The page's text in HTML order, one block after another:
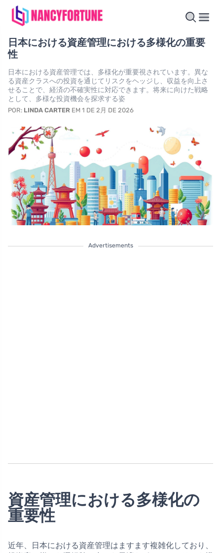
日本における資産管理における多様化の重要
性
日本における資産管理では、多様化が重要視されています。異な
る資産クラスへの投資を通じてリスクをヘッジし、収益を向上さ
せることで、経済の不確実性に対応できます。将来に向けた戦略
として、多様な投資機会を探求する姿
POR: LINDA CARTER EM 1 DE 2月 DE 2026
Advertisements
資産管理における多様化の
重要性
近年、日本における資産管理はますます複雑化しており、